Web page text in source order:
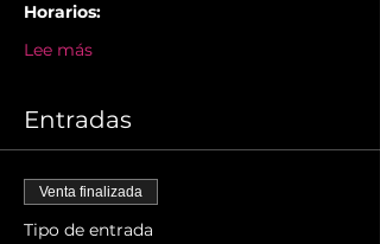
Horarios:
Lee más
Entradas
Venta finalizada
Tipo de entrada